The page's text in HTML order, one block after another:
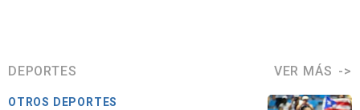
DEPORTES VER MÁS
OTROS DEPORTES